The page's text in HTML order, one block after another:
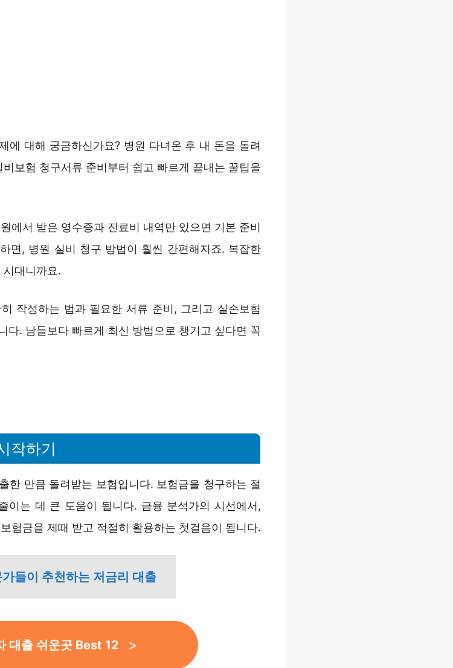
에 대해 궁금하신가요? 병원 다녀온 후 내 돈을 돌려
보험 청구서류 준비부터 쉽고 빠르게 끝내는 꿀팁을
에서 받은 영수증과 진료비 내역만 있으면 기본 준비
면, 병원 실비 청구 방법이 훨씬 간편해지죠. 복잡한
대니까요.
작성하는 법과 필요한 서류 준비, 그리고 실손보험
다. 남들보다 빠르게 최신 방법으로 챙기고 싶다면 꼭
작하기
한 만큼 돌려받는 보험입니다. 보험금을 청구하는 절
이는 데 큰 도움이 됩니다. 금융 분석가의 시선에서,
험금을 제때 받고 적절히 활용하는 첫걸음이 됩니다.
들이 추천하는 저금리 대출
대출 쉬운곳 Best 12